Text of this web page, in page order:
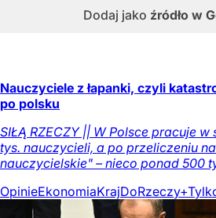
Dodaj jako źródło w
Nauczyciele z łapanki, czyli
po polsku
SIŁĄ RZECZY || W Polsce pracuje
tys. nauczycieli, a po przeliczeniu
nauczycielskie" – nieco ponad 500
OpinieEkonomiaKrajDoRzeczy+